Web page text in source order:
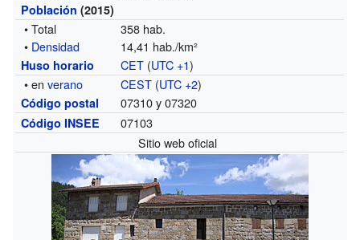
Población (2015)
• Total
358 hab.
• Densidad 14,41 hab./km²
Huso horario CET (UTC +1)
• enverano CEST (UTC +2)
Código postal 07310 y 07320
Código INSEE
07103
Sitio web oficial